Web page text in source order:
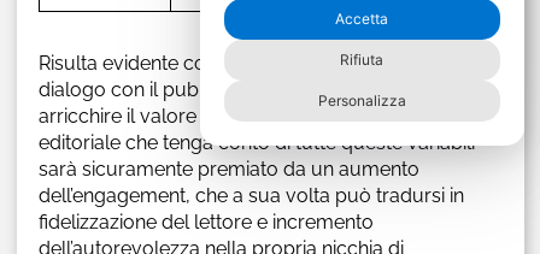
Risulta evidente come un impegno attivo nel
dialogo con il pubblico possa decisamente
arricchire il valore del proprio blog. Un piano
editoriale che tenga conto di tutte queste variabili
sarà sicuramente premiato da un aumento
dell’engagement, che a sua volta può tradursi in
fidelizzazione del lettore e incremento
dell’autorevolezza nella propria nicchia di
Accetta
Rifiuta
Personalizza